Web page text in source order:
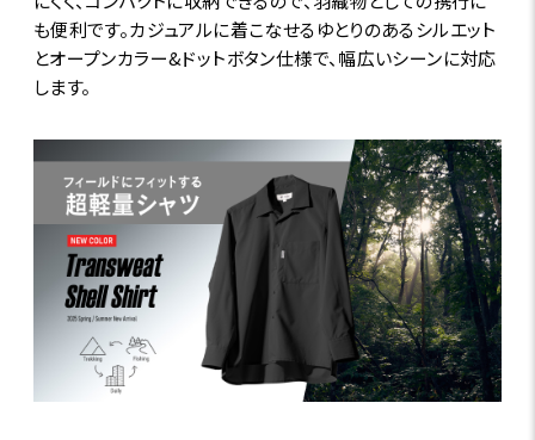
も便利です。カジュアルに着こなせるゆとりのあるシルエット
とオープンカラー&ドットボタン仕様で、幅広いシーンに対応
します。